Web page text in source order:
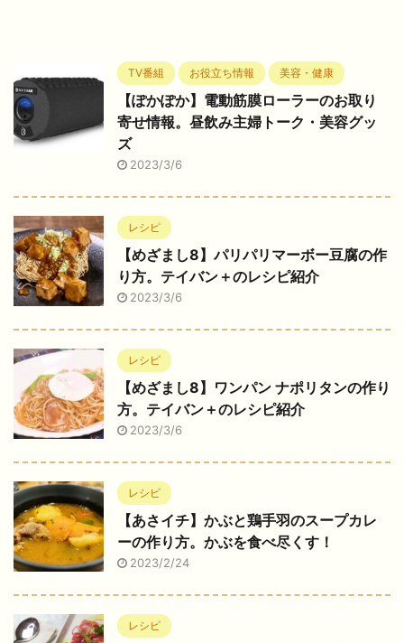
TV番組 お役立ち情報 美容・健康
【ぽかぽか】電動筋膜ローラーのお取り
寄せ情報。昼飲み主婦トーク・美容グッ
ズ
2023/3/6
レシピ
【めざまし8】パリパリマーボー豆腐の作
り方。テイバン＋のレシピ紹介
2023/3/6
レシピ
【めざまし8】ワンパン ナポリタンの作り
方。テイバン＋のレシピ紹介
2023/3/6
レシピ
【あさイチ】かぶと鶏手羽のスープカレ
ーの作り方。かぶを食べ尽くす！
2023/2/24
レシピ